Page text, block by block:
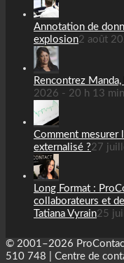
Annotation de
explosion2 août
Rencontrez
2026 - 20 h 13 min
Comment mesurer
externalisé ?27
Long Format :
collaborateurs et
Tatiana Vyrain25
© 2001–2026
510 748 | Centre de